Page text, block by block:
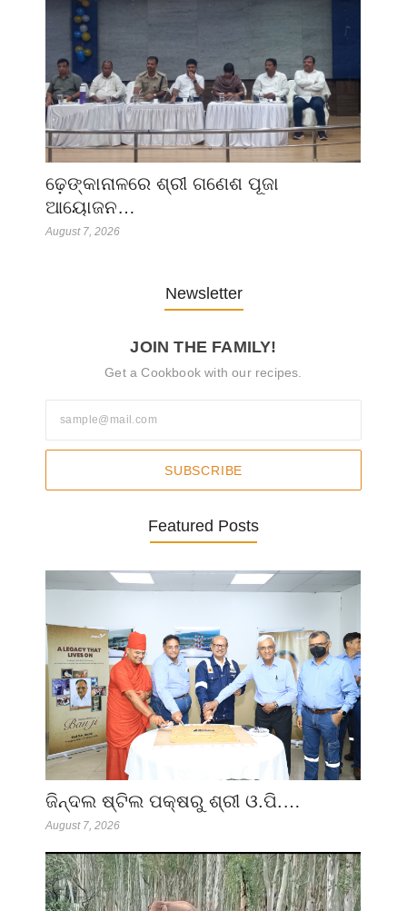
ଢ଼େଙ୍କାନାଳରେ ଶ୍ରୀ ଗଣେଶ ପୂଜା
ଆୟୋଜନ…
August 7, 2026
Newsletter
JOIN THE FAMILY!
Get a Cookbook with our recipes.
SUBSCRIBE
Featured Posts
ଜିନ୍ଦଲ ଷ୍ଟିଲ ପକ୍ଷରୁ ଶ୍ରୀ ଓ.ପି.…
August 7, 2026